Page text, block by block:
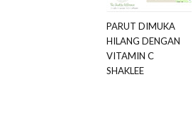
PARUT DIMUKA
HILANG DENGAN
VITAMIN C
SHAKLEE